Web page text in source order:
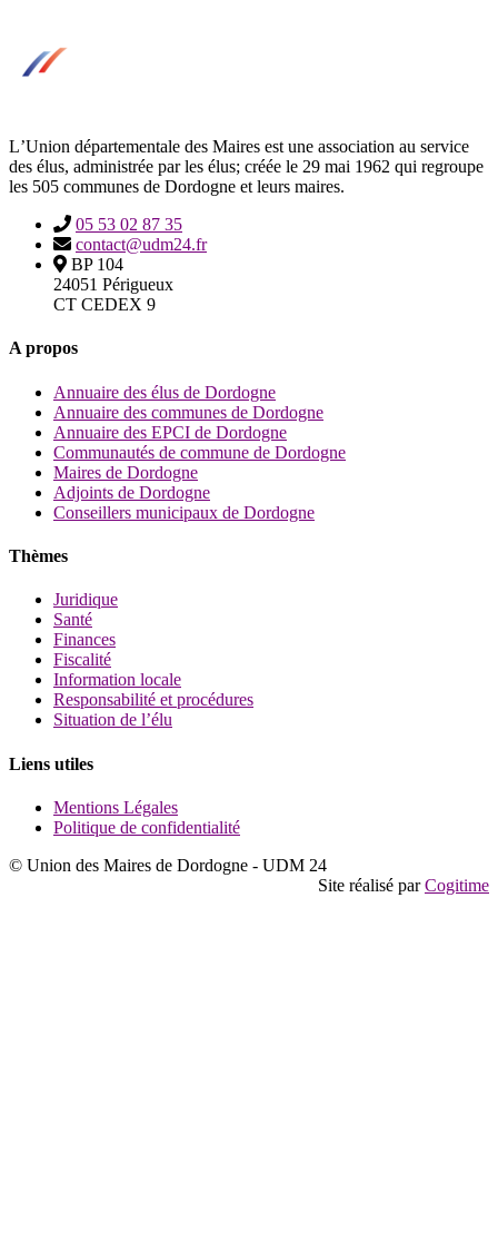
LʼUnion départementale des Maires est une association au service
des élus, administrée par les élus; créée le 29 mai 1962 qui regroupe
les 505 communes de Dordogne et leurs maires.
05 53 02 87 35
contact@udm24.fr
BP 104
24051 Périgueux
CT CEDEX 9
A propos
Annuaire des élus de Dordogne
Annuaire des communes de Dordogne
Annuaire des EPCI de Dordogne
Communautés de commune de Dordogne
Maires de Dordogne
Adjoints de Dordogne
Conseillers municipaux de Dordogne
Thèmes
Juridique
Santé
Finances
Fiscalité
Information locale
Responsabilité et procédures
Situation de l’élu
Liens utiles
Mentions Légales
Politique de confidentialité
© Union des Maires de Dordogne - UDM 24
Site réalisé parCogitime